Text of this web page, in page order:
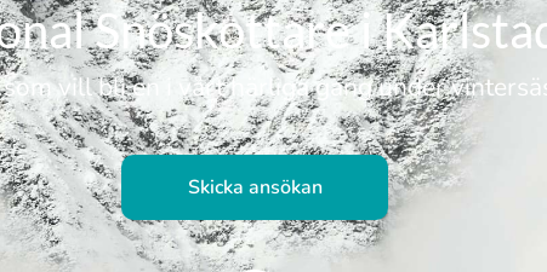
Snöskottare i
vill bli en i vårt härliga gäng under
Skicka ansökan